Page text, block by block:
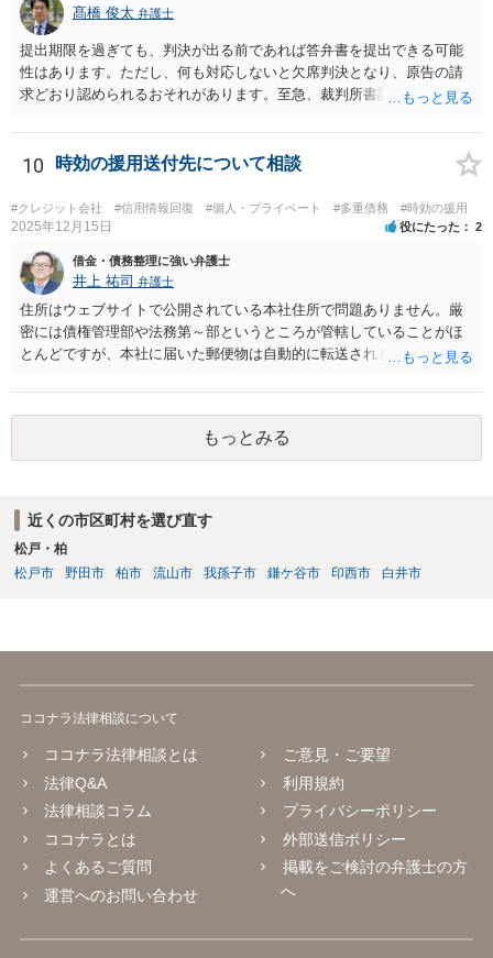
髙橋 俊太 弁護士
提出期限を過ぎても、判決が出る前であれば答弁書を提出できる可能
性はあります。ただし、何も対応しないと欠席判決となり、原告の請
求どおり認められるおそれがあります。至急、裁判所書記官に連絡し
10 時効の援用送付先について相談
#クレジット会社 #信用情報回復 #個人・プライベート #多重債務 #時効の援用
2025年12月15日 役にたった 2
借金・債務整理に強い弁護士
井上 祐司 弁護士
住所はウェブサイトで公開されている本社住所で問題ありません。厳
密には債権管理部や法務第～部というところが管轄していることがほ
とんどですが、本社に届いた郵便物は自動的に転送されます。 内容証
すのが通例です。 なお、信用情報において三井住友カード株式会社が
債権者として表示されていればそこへ送るのが正解だとは思います
が、同社が貸付や立替によって取得した債権は完全子会社であるSMB
Cコンシューマーファイナンス株式会社が保有・管理していることが通
もっとみる
近くの市区町村を選び直す
松戸・柏
松戸市
野田市 柏市 流山市 我孫子市 鎌ケ谷市 印西市 白井市
ココナラ法律相談について
ココナラ法律相談とは
法律Q&A
法律相談コラム
ココナラとは
よくあるご質問
運営へのお問い合わせ
ご意見・ご要望
利用規約
プライバシーポリシー
外部送信ポリシー
掲載をご検討の弁護士の方
へ